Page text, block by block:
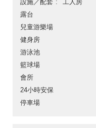
設施／配套
工人房
露台
兒童游樂場
健身房
游泳池
籃球場
會所
24小時安保
停車場